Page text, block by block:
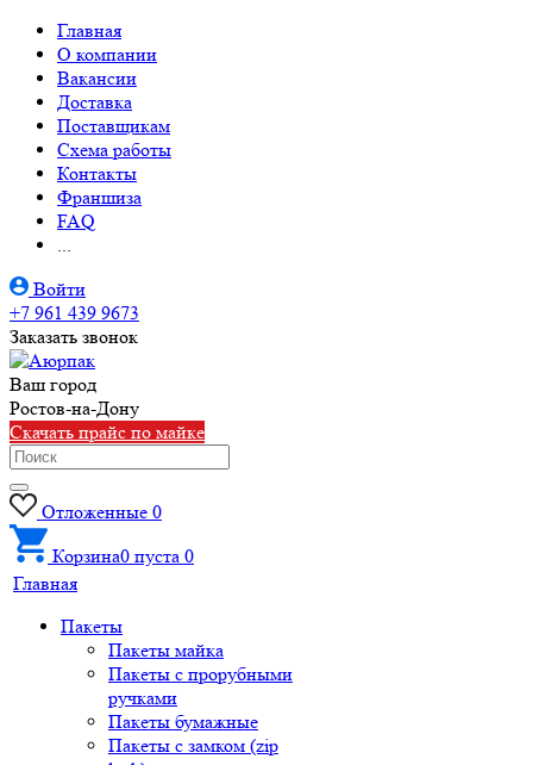
Главная
О компании
Вакансии
Доставка
Поставщикам
Схема работы
Контакты
Франшиза
FAQ
...
Войти
+7 961 439 9673
Заказать звонок
Ваш город
Ростов-на-Дону
Скачать прайс по майке
Отложенные 0
Корзина0 пуста 0
Главная
Пакеты
Пакеты майка
Пакеты с прорубными
ручками
Пакеты бумажные
Пакеты с замком (zip